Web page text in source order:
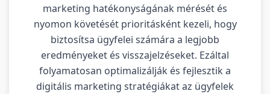
marketing hatékonyságának mérését és
nyomon követését prioritásként kezeli, hogy
biztosítsa ügyfelei számára a legjobb
eredményeket és visszajelzéseket. Ezáltal
folyamatosan optimalizálják és fejlesztik a
digitális marketing stratégiákat az ügyfelek